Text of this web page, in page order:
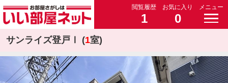
閲覧履歴
1
お気に入り
0
メニュー
サンライズ登戸Ⅰ (1室)